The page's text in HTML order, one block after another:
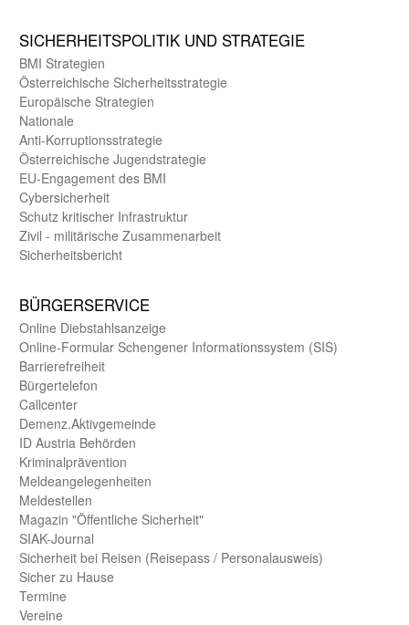
SICHER­HEITS­POLITIK UND STRATEGIE
BMI Strategien
Öster­reichische Sicherheits­strategie
Europäische Strategien
Nationale
Anti-Korruptions­strategie
Öster­reichische Jugend­strategie
EU-Engagement des BMI
Cybersicherheit
Schutz kritischer Infra­struktur
Zivil - militärische Zusammen­arbeit
Sicherheits­bericht
BÜRGER­SERVICE
Online Diebstahls­anzeige
Online-Formular Schengener Informationssystem (SIS)
Barriere­freiheit
Bürger­telefon
Call­center
Demenz.Aktiv­gemeinde
ID Austria Behörden
Kriminal­prävention
Melde­an­ge­le­gen­heiten
Meld­estellen
Magazin "Öffentliche Sicherheit"
SIAK-Journal
Sicherheit bei Reisen (Reise­pass / Personal­ausweis)
Sicher zu Hause
Termine
Vereine